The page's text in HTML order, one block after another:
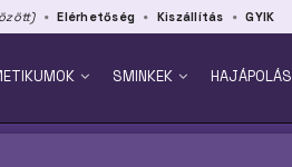
Elérhetőség Kiszállítás GYIK
SMINKEK HAJÁPOLÁS